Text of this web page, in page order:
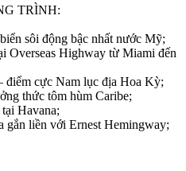
TRÌNH:
sôi động bậc nhất nước Mỹ;
Overseas Highway từ Miami đến
điểm cực Nam lục địa Hoa Kỳ;
thức tôm hùm Caribe;
Havana;
gắn liền với Ernest Hemingway;